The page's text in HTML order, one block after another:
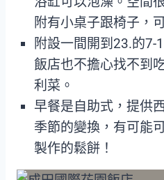
附有小桌子跟椅子，
附設一間開到23.的7-
飯店也不擔心找不到
利菜。
早餐是自助式，提供
季節的變換，有可能
製作的鬆餅！